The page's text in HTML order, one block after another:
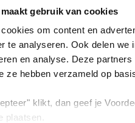
gebruik van cookies
om content en
te analyseren. Ook delen
en analyse. Deze
ze hebben verzameld op
klikt, dan geef je
plaatsen.
side exception has